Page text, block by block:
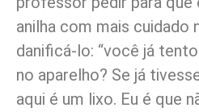
anilha com mais cuidado
danificá-lo: “você já
no aparelho? Se já
aqui é um lixo. Eu é que